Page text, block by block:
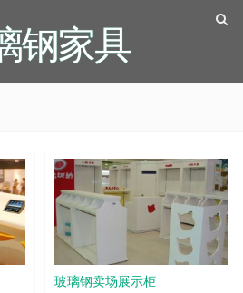
钢家具
玻璃钢卖场展示柜